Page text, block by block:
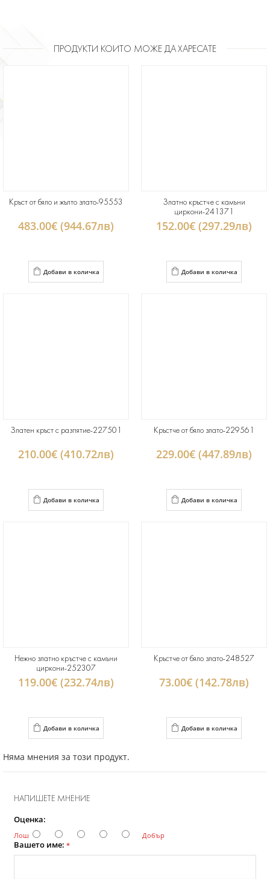
ПРОДУКТИ КОИТО МОЖЕ ДА ХАРЕСАТЕ
Кръст от бяло и жълто злато-95553
483.00€ (944.67лв)
Добави в количка
Златно кръстче с камъни
циркони-241371
152.00€ (297.29лв)
Добави в количка
Златен кръст с разпятие-227501
210.00€ (410.72лв)
Добави в количка
Кръстче от бяло злато-229561
229.00€ (447.89лв)
Добави в количка
Нежно златно кръстче с камъни
циркони-252307
119.00€ (232.74лв)
Добави в количка
Кръстче от бяло злато-248527
73.00€ (142.78лв)
Добави в количка
Няма мнения за този продукт.
НАПИШЕТЕ МНЕНИЕ
Оценка:
Лош Добър
Вашето име: *